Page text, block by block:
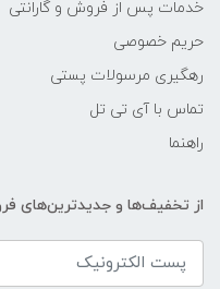
خدمات پس از فروش و گارانتی
حریم خصوصی
رهگیری مرسولات پستی
تماس با آی تی تل
راهنما
از تخفیف‌ها و جدیدترین‌های